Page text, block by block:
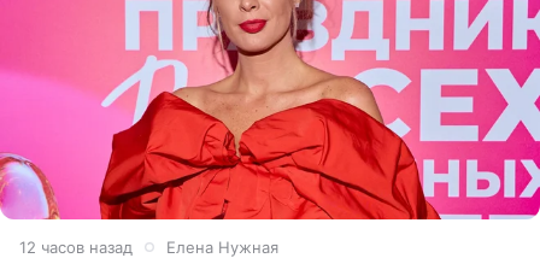
12 часов назад Елена Нужная